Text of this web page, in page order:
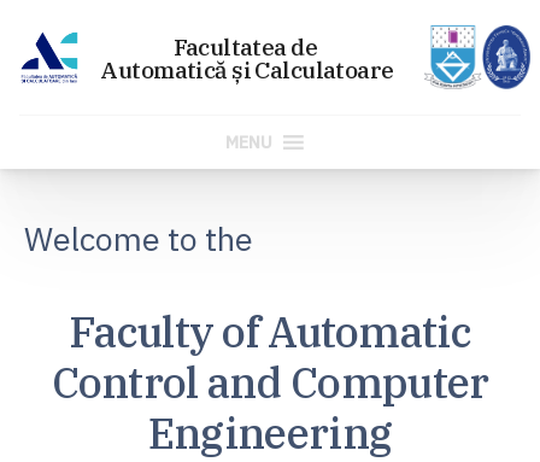
content
MENU
Welcome to the
Faculty of Automatic
Control and Computer
Engineering